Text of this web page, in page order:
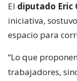
El diputado Eric
iniciativa,
espacio para
“Lo que
trabajadores,